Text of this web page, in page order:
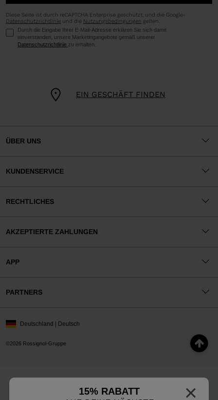
×
15% RABATT
EIN GESCHÄFT FINDEN
Diese Seite ist durch reCAPTCHA Enterprise geschützt, und die Google-
Datenschutzrichtlinie und die Nutzungsbedingungen gelten.
Durch die Eingabe Ihrer E-Mail-Adresse erklären Sie sich damit
einverstanden, unsere Marketingangebote gemäß unserer
Datenschutzrichtlinie zu erhalten.
ÜBER UNS
KUNDENSERVICE
RECHTLICHES
AKZEPTIERTE ZAHLUNGEN
APP
PARTNERS
©2026 Rossignol-Gruppe
Deutschland | Deutsch